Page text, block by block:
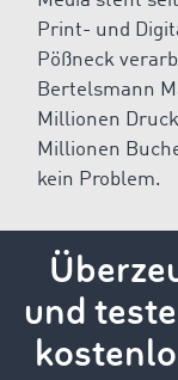
Print- und
Pößneck
Bertelsmann
Millionen
Millionen
kein Problem.
und